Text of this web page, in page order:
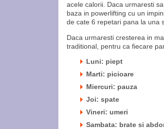
acele calorii. Daca urmaresti
baza in powerlifting cu un
de cate 6 repetari pana la una
Daca urmaresti cresterea in
traditional, pentru ca fiecare
Luni: piept
Marti: picioare
Miercuri: pauza
Joi: spate
Vineri: umeri
Sambata: brate si